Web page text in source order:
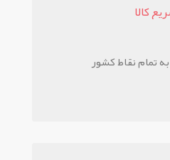
کالا
تمام نقاط کشور